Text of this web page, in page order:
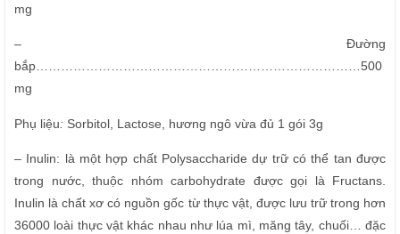
mg
– Đường
bắp……………………………………………………………………500
mg
Phụ liệu: Sorbitol, Lactose, hương ngô vừa đủ 1 gói 3g
– Inulin: là một hợp chất Polysaccharide dự trữ có thể tan được
trong nước, thuộc nhóm carbohydrate được gọi là Fructans.
Inulin là chất xơ có nguồn gốc từ thực vật, được lưu trữ trong hơn
36000 loài thực vật khác nhau như lúa mì, măng tây, chuối… đặc